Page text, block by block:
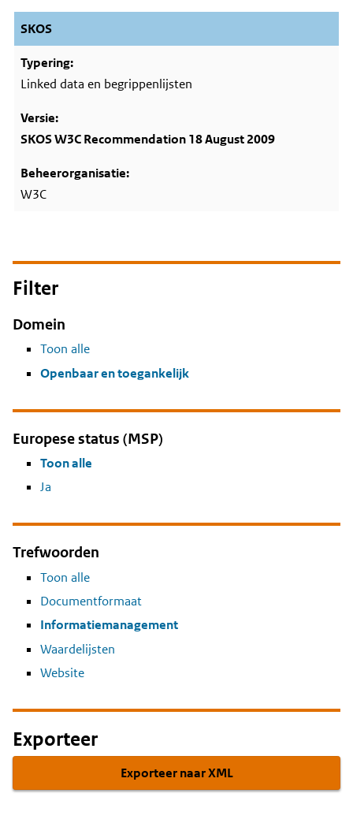
SKOS
Linked data en begrippenlijsten
SKOS W3C Recommendation 18 August 2009
W3C
Filter
Domein
Toon alle
Openbaar en toegankelijk
Europese status (MSP)
Toon alle
Ja
Trefwoorden
Toon alle
Documentformaat
Informatiemanagement
Waardelijsten
Website
Exporteer
Exporteer naar XML